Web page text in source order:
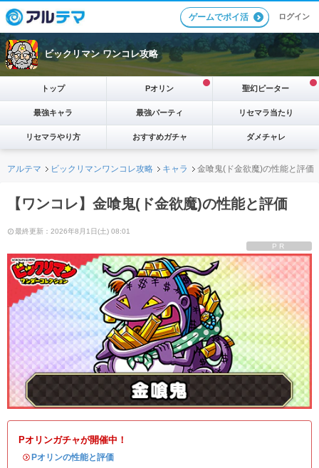
ゲームでポイ活 ログイン
ビックリマン ワンコレ攻略
トップ Pオリン 聖幻ピーター
最強キャラ 最強パーティ リセマラ当たり
リセマラやり方 おすすめガチャ ダメチャレ
アルテマ ビックリマンワンコレ攻略 キャラ 金喰鬼(ド金欲魔)の性能と評価
【ワンコレ】金喰鬼(ド金欲魔)の性能と評価
最終更新：2026年8月1日(土) 08:01
PR
Pオリンガチャが開催中！
・Pオリンの性能と評価